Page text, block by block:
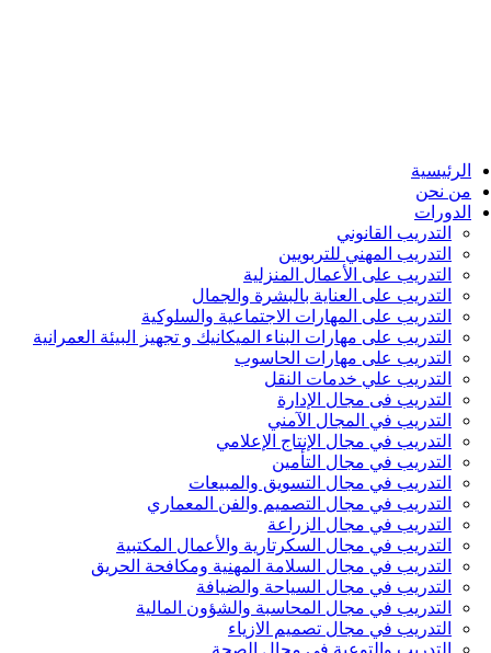
الرئيسية
من نحن
الدورات
التدريب القانوني
التدريب المهني للتربويين
التدريب على الأعمال المنزلية
التدريب على العناية بالبشرة والجمال
التدريب على المهارات الاجتماعية والسلوكية
التدريب على مهارات البناء الميكانيك و تجهيز البيئة العمرانية
التدريب على مهارات الحاسوب
التدريب علي خدمات النقل
التدريب فى مجال الإدارة
التدريب في المجال الآمني
التدريب في مجال الإنتاج الإعلامي
التدريب في مجال التأمين
التدريب في مجال التسويق والمبيعات
التدريب في مجال التصميم والفن المعماري
التدريب في مجال الزراعة
التدريب في مجال السكرتارية والأعمال المكتبية
التدريب في مجال السلامة المهنية ومكافحة الحريق
التدريب في مجال السياحة والضيافة
التدريب في مجال المحاسبة والشؤون المالية
التدريب في مجال تصميم الازياء